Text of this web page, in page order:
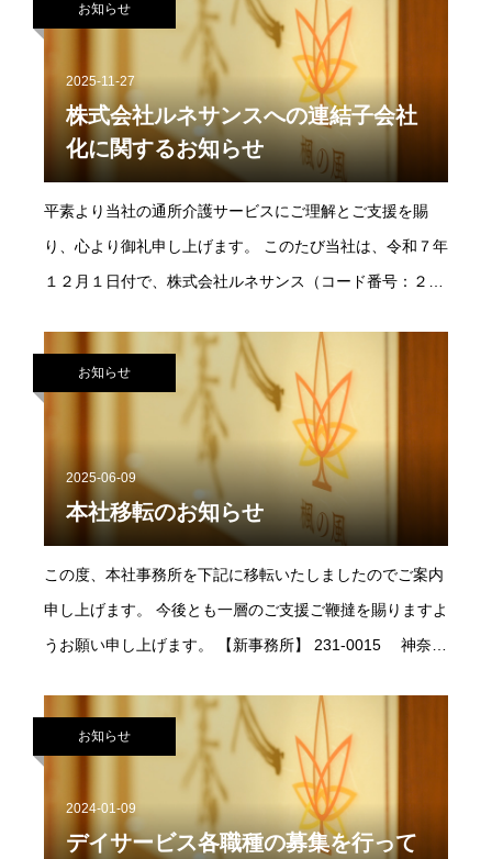
て設けられた制度です。 当法人では、本制度の趣旨を踏ま
え、職員の皆さまが安心して働き続けられる環境づくりに
取り組んでおります。 ２．加算の活用について 加算によ
る収入は、以下のような処遇改善に活用しております。 賃
金改善（手当・一時金等）、職場環境の改善、研修・資格
しております。 ・入職促進に向けた取り組み、OJT体制の
整備、両立支援・多様な働き方の推進、 健康診断の実施、
ハラスメント対策、生産性向上の取り組み、ICT機器等の
活用および業務整理・効率化等 今後も、職員の皆さまが安
心して働ける職場環境づくりに努めてまいります。 引き続
き、ご理解とご協力のほどよろしくお願い申し上げます。
※介護職員等処遇改善加算につきましては、事業所の実績
等に応じて変動する加算制度となっております。そのた
め、売上が著しく低下した際には、支給額等の見直しを行
う場合がございますので、予めご了承ください。
お知らせ
2025-11-27
株式会社ルネサンスへの連結子会社
化に関するお知らせ
平素より当社の通所介護サービスにご理解とご支援を賜
り、心より御礼申し上げます。 このたび当社は、令和７年
１２月１日付で、株式会社ルネサンス（コード番号：２３
ルネサンスの連結子会社となる旨、お知らせいたします。
ルネサンスグループの一員となることで、地域包括ケアの
実践者として、さらなるサービス品質の向上、安定した経
営基盤の構築、そして利用者様・ご家族様への安心の提供
を強化してまいります。
お知らせ
2025-06-09
本社移転のお知らせ
この度、本社事務所を下記に移転いたしましたのでご案内
申し上げます。 今後とも一層のご支援ご鞭撻を賜りますよ
うお願い申し上げます。 【新事務所】 231-0015 神奈川
TEL:045-320-0750 ／FAX:045-320-0770 ※電話・FAX
に変更はございません。
お知らせ
2024-01-09
デイサービス各職種の募集を行って